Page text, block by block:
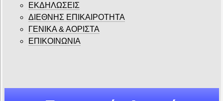
ΕΚΔΗΛΩΣΕΙΣ
ΔΙΕΘΝΗΣ ΕΠΙΚΑΙΡΟΤΗΤΑ
ΓΕΝΙΚΑ & ΑΟΡΙΣΤΑ
ΕΠΙΚΟΙΝΩΝΙΑ